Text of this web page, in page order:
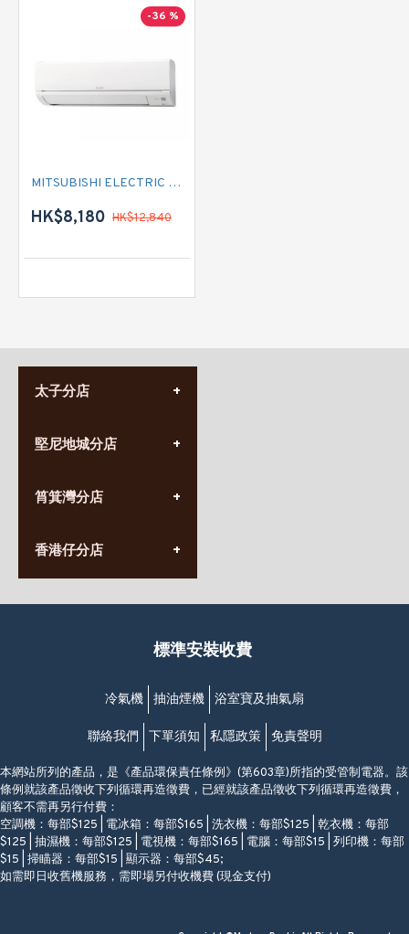
-36 %
MITSUBISHI ELECTRIC 三菱電機 MSY-GS18VF 二匹淨冷型 掛牆分體式
HK$8,180 HK$12,840
太子分店
營業時間:
九龍太子太子道西141號
堅尼地城分店
營業時間:
香港堅尼地城卑路乍街
(堅尼地城地鐵站B出口)
筲箕灣分店
營業時間:
(10:00am-20:30pm)
香港仔分店
營業時間:
香港香港仔成都道20-28號
(黃竹坑地鐵站轉4M專線小巴)
標準安裝收費
冷氣機 抽油煙機 浴室寶及抽氣扇
聯絡我們 下單須知 私隱政策 免責聲明
本網站所列的產品，是《產品環保責任條例》(第603章)所指的受管制電器。該
條例就該產品徵收下列循環再造徵費，已經就該產品徵收下列循環再造徵費，
顧客不需再另行付費：
空調機：每部$125 | 電冰箱：每部$165 | 洗衣機：每部$125 | 乾衣機：每部
$125 | 抽濕機：每部$125 | 電視機：每部$165 | 電腦：每部$15 | 列印機：每部
$15 | 掃瞄器：每部$15 | 顯示器：每部$45;
如需即日收舊機服務，需即場另付收機費 (現金支付)